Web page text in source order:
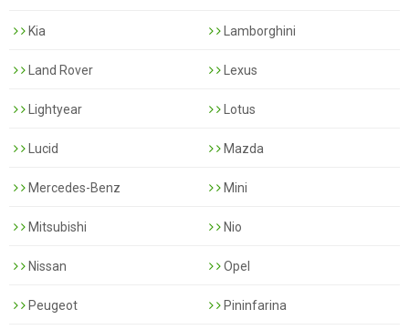
Kia Lamborghini
Land Rover Lexus
Lightyear Lotus
Lucid Mazda
Mercedes-Benz Mini
Mitsubishi Nio
Nissan Opel
Peugeot Pininfarina